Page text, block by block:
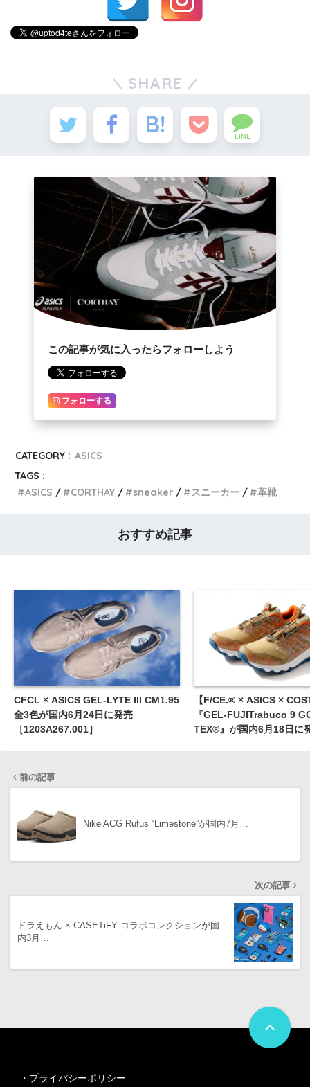
SHARE
LINE
この記事が気に入ったらフォローしよう
フォローする
CATEGORY : ASICS
TAGS :
ASICS
CORTHAY sneaker スニーカー 革靴
おすすめ記事
CFCL × ASICS GEL-LYTE III CM1.95
全3色が国内6月24日に発売
［1203A267.001］
【F/CE.® × ASICS ×
『GEL-FUJITrabuco 9
TEX®』が国内6月18日に
前の記事
Nike ACG Rufus “Limestone”が国内7月…
次の記事
ドラえもん × CASETiFY コラボコレクションが国
内3月…
・ プライバシーポリシー